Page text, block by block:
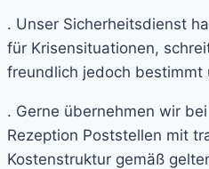
. Unser Sicherheitsdienst
für Krisensituationen,
freundlich jedoch bestimmt
. Gerne übernehmen wir
Rezeption Poststellen mit
Kostenstruktur gemäß